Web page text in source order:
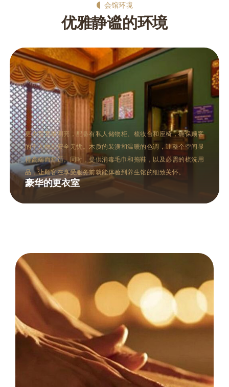
会馆环境
优雅静谧的环境
桑拿区通常包括干蒸和湿蒸两种桑拿房，设计现代而不失格调
干蒸房以柔和的灯光和加热的石板为特色，让人在高温中体验
层的出汗与放松。湿蒸房则通过蒸汽的温润，帮助打开毛孔，
进血液循环。两种桑拿方式均有助于排毒养颜，满足不同顾客
多功能的桑拿区